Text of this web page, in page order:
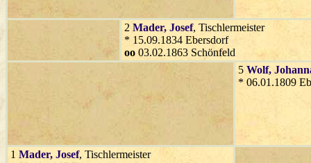
2 Mader, Josef, Tischlermeister
* 15.09.1834 Ebersdorf
oo 03.02.1863 Schönfeld
5 Wolf,
* 06.01.1809
1 Mader, Josef, Tischlermeister